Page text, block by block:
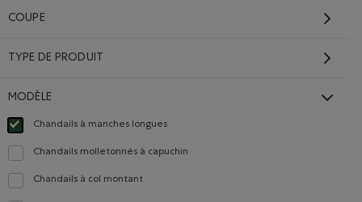
COUPE
TYPE DE PRODUIT
MODÈLE
Chandails à manches longues
Choisir Classé selon Modèle : Chandails à manches longues(Long Sleeve)
Chandails molletonnés à capuchin
Classer selon Modèle : Chandails molletonnés à capuchin(Hoodie)
Chandails à col montant
Classer selon Modèle : Chandails à col montant(Mock Neck)
Carrières